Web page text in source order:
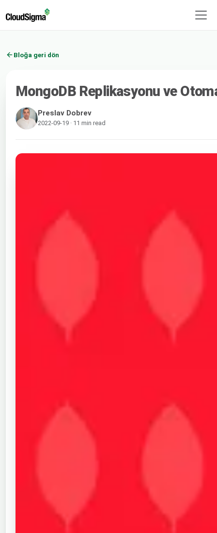
Bloğa geri dön
MongoDB Replikasyonu ve
Preslav Dobrev
2022-09-19 · 11 min read